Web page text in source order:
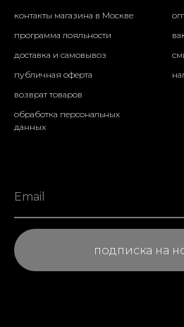
контакты магазина в Москве
программа лояльности
доставка и самовывоз
публичная оферта
возврат товаров
обработка персональных
данных
подписка на